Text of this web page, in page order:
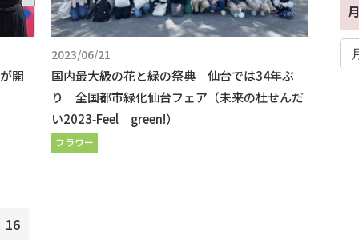
開
2023/06/21
国内最大級の花と緑の祭典 仙台では34年ぶ
り 全国都市緑化仙台フェア（未来の杜せんだ
い2023‑Feel green!）
フラワー
16